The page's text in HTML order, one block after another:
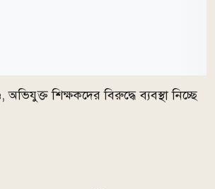
অভিযুক্ত শিক্ষকদের বিরুদ্ধে ব্যবস্থা নিচ্ছে